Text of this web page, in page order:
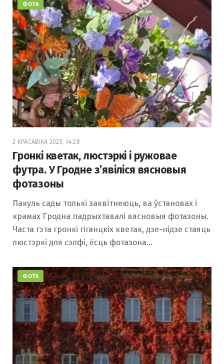
ФОТА
2 КРАСАВІКА 2025, 14:28
Гронкі кветак, люстэркі і ружовае
футра. У Гродне з’явіліся вясновыя
фотазоны
Пакуль сады толькі заквітнеюць, ва ўстановах і
крамах Гродна падрыхтавалі вясновыя фотазоны.
Часта гэта гронкі гіганцкіх кветак, дзе-нідзе стаяць
люстэркі для сэлфі, ёсць фотазона…
ФОТА